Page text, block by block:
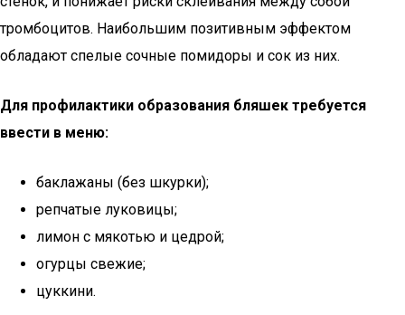
тромбоцитов. Наибольшим позитивным эффектом
обладают спелые сочные помидоры и сок из них.
Для профилактики образования бляшек требуется
ввести в меню:
баклажаны (без шкурки);
репчатые луковицы;
лимон с мякотью и цедрой;
огурцы свежие;
цуккини.